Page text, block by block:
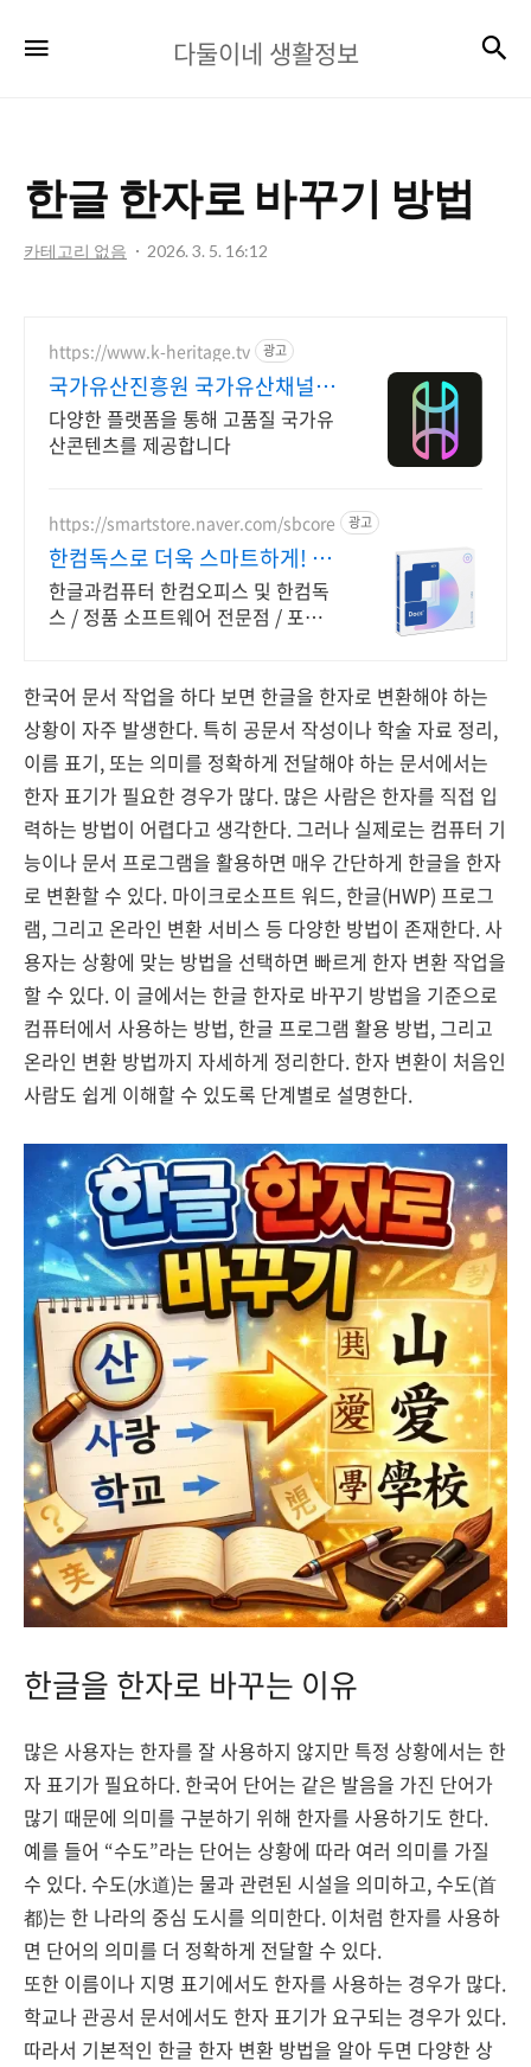
둘
생
활
다둘이네 생활정보
한글 한자로 바꾸기 방법
카테고리 없음 2026. 3. 5. 16:12
https://www.k-heritage.tv 광고
국가유산진흥원 국가유산채널 한
국의 세계유산 영상
다양한 플랫폼을 통해 고품질 국가유
산콘텐츠를 제공합니다
https://smartstore.naver.com/sbcore 광고
한컴독스로 더욱 스마트하게! 한
글과컴퓨터 정품 인증점
한글과컴퓨터 한컴오피스 및 한컴독
스 / 정품 소프트웨어 전문점 / 포인트
소프트 등
한국어 문서 작업을 하다 보면 한글을 한자로 변환해야 하는
상황이 자주 발생한다. 특히 공문서 작성이나 학술 자료 정리,
이름 표기, 또는 의미를 정확하게 전달해야 하는 문서에서는
한자 표기가 필요한 경우가 많다. 많은 사람은 한자를 직접 입
력하는 방법이 어렵다고 생각한다. 그러나 실제로는 컴퓨터 기
능이나 문서 프로그램을 활용하면 매우 간단하게 한글을 한자
로 변환할 수 있다. 마이크로소프트 워드, 한글(HWP) 프로그
램, 그리고 온라인 변환 서비스 등 다양한 방법이 존재한다. 사
용자는 상황에 맞는 방법을 선택하면 빠르게 한자 변환 작업을
할 수 있다. 이 글에서는 한글 한자로 바꾸기 방법을 기준으로
컴퓨터에서 사용하는 방법, 한글 프로그램 활용 방법, 그리고
온라인 변환 방법까지 자세하게 정리한다. 한자 변환이 처음인
사람도 쉽게 이해할 수 있도록 단계별로 설명한다.
한글을 한자로 바꾸는 이유
많은 사용자는 한자를 잘 사용하지 않지만 특정 상황에서는 한
자 표기가 필요하다. 한국어 단어는 같은 발음을 가진 단어가
많기 때문에 의미를 구분하기 위해 한자를 사용하기도 한다.
예를 들어 “수도”라는 단어는 상황에 따라 여러 의미를 가질
수 있다. 수도(水道)는 물과 관련된 시설을 의미하고, 수도(首
都)는 한 나라의 중심 도시를 의미한다. 이처럼 한자를 사용하
면 단어의 의미를 더 정확하게 전달할 수 있다.
또한 이름이나 지명 표기에서도 한자를 사용하는 경우가 많다.
학교나 관공서 문서에서도 한자 표기가 요구되는 경우가 있다.
따라서 기본적인 한글 한자 변환 방법을 알아 두면 다양한 상